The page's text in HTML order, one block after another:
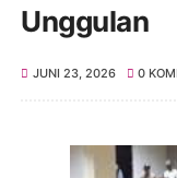
Unggulan
JUNI 23, 2026 0